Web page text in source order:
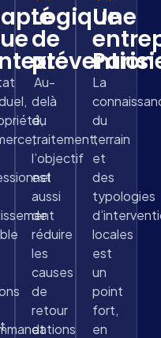
Logique
de
prévention
Au-
delà
du
traitement,
l’objectif
est
aussi
de
réduire
les
causes
de
retour
et
Une
La
du
terrain
et
des
typologies
locales
est
un
point
fort,
en